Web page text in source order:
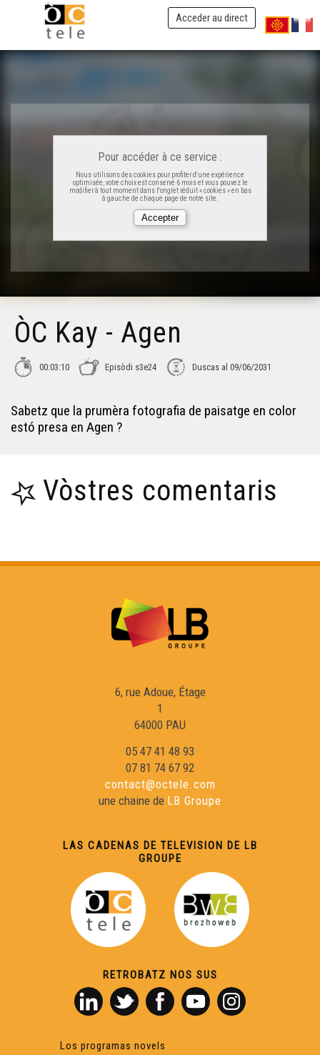
Acceder au direct
Pour accéder à ce service :
Nous utilisons des cookies pour profiter d'une expérience
optimisée, votre choix est conservé 6 mois et vous pouvez le
modifier à tout moment dans l'onglet réduit « cookies » en bas
à gauche de chaque page de notre site.
ÒC Kay - Agen
00:03:10 Episòdi s3e24 Duscas al 09/06/2031
Sabetz que la prumèra fotografia de paisatge en color
estó presa en Agen ?
Vòstres comentaris
6, rue Adoue, Étage
1
64000 PAU
05 47 41 48 93
07 81 74 67 92
contact@octele.com
une chaine de LB Groupe
LAS CADENAS DE TELEVISION DE LB
GROUPE
RETROBATZ NOS SUS
Los programas novels